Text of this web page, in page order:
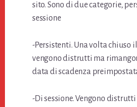
sito. Sono di due categorie,
sessione
-Persistenti. Una volta chiuso
vengono distrutti ma
data di scadenza
-Di sessione. Vengono